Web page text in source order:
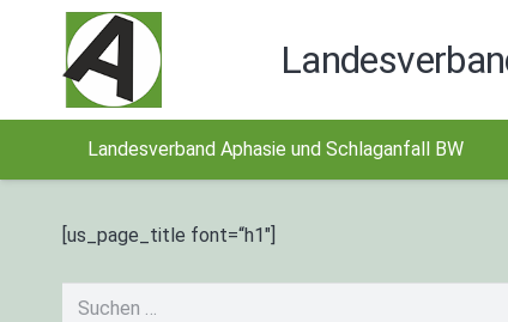
Landesverband Aphasie und Schlaganfall BW
[us_page_title font=“h1″]
Suchen